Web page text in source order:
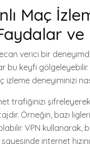
Maç
ve
verici bir
bu keyfi
izleme deneyiminizi
trafiğinizi
Örneğin, bazı
VPN kullanarak,
internet